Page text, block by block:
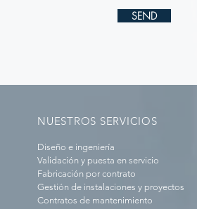
SEND
NUESTROS SERVICIOS
Diseño e ingeniería
Validación y puesta en servicio
Fabricación por contrato
Gestión de instalaciones y proyectos
Contratos de mantenimiento